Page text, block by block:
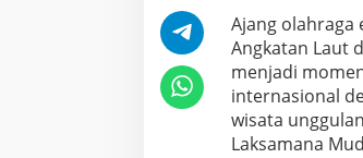
e
g
i
a
t
a
n
Ajang olahraga
Angkatan Laut
menjadi
internasional
wisata
Laksamana